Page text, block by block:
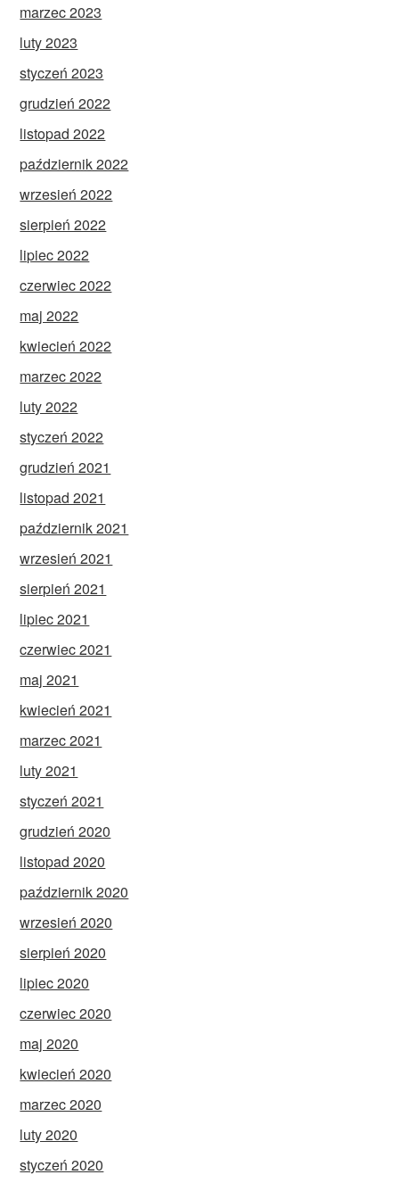
marzec 2023
luty 2023
styczeń 2023
grudzień 2022
listopad 2022
październik 2022
wrzesień 2022
sierpień 2022
lipiec 2022
czerwiec 2022
maj 2022
kwiecień 2022
marzec 2022
luty 2022
styczeń 2022
grudzień 2021
listopad 2021
październik 2021
wrzesień 2021
sierpień 2021
lipiec 2021
czerwiec 2021
maj 2021
kwiecień 2021
marzec 2021
luty 2021
styczeń 2021
grudzień 2020
listopad 2020
październik 2020
wrzesień 2020
sierpień 2020
lipiec 2020
czerwiec 2020
maj 2020
kwiecień 2020
marzec 2020
luty 2020
styczeń 2020